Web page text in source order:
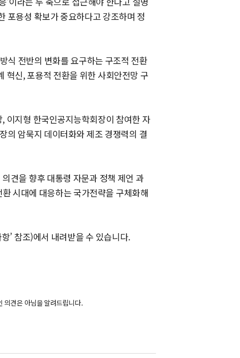
포용성 확보가 중요하다고 강조하며 정
식 전반의 변화를 요구하는 구조적 전환
혁신, 포용적 전환을 위한 사회안전망 구
이지형 한국인공지능학회장이 참여한 자
의 암묵지 데이터화와 제조 경쟁력의 결
견을 향후 대통령 자문과 정책 제언 과
시대에 대응하는 국가전략을 구체화해
’ 참조)에서 내려받을 수 있습니다.
의견은 아님을 알려드립니다.